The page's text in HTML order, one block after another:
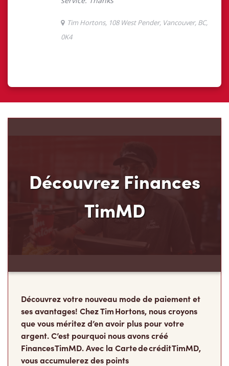
Découvrez Finances
TimMD
Découvrez votre nouveau mode de paiement et
ses avantages! Chez Tim Hortons, nous croyons
que vous méritez d’en avoir plus pour votre
argent. C’est pourquoi nous avons créé
Finances TimMD. Avec la Carte de crédit TimMD,
vous accumulerez des points